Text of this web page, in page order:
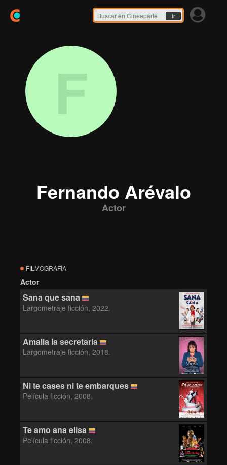
Ir
F
Fernando Arévalo
Actor
FILMOGRAFÍA
Actor
Sana que sana
Largometraje ficción, 2022.
Amalia la secretaria
Largometraje ficción, 2018.
Ni te cases ni te embarques
Película ficción, 2008.
Te amo ana elisa
Película ficción, 2008.